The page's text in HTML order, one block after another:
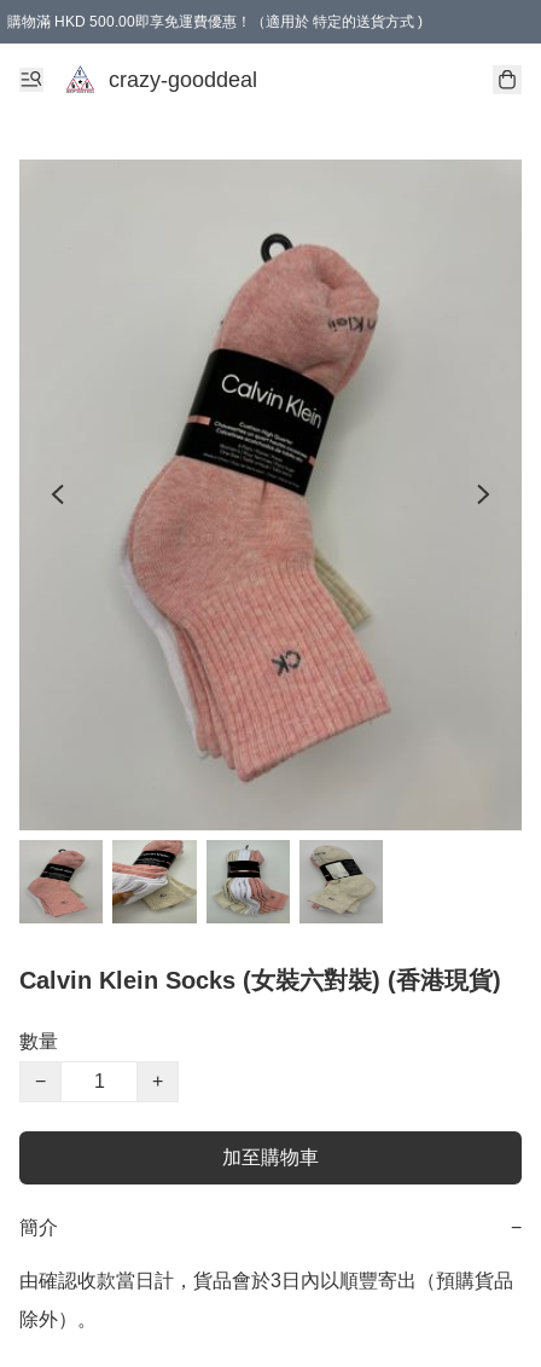
購物滿 HKD 500.00即享免運費優惠！（適用於 特定的送貨方式 )
成為會員可享免費禮品
crazy-gooddeal
Calvin Klein Socks (女裝六對裝) (香港現貨)
數量
−
+
加至購物車
簡介 −
由確認收款當日計，貨品會於3日內以順豐寄出（預購貨品
除外）。